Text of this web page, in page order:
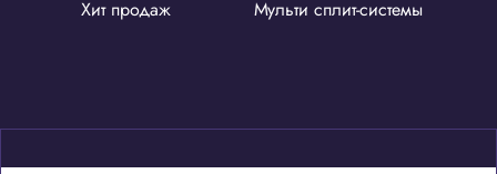
Хит продаж Мульти сплит-системы